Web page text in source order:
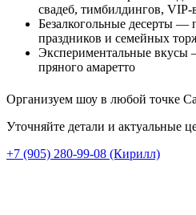
свадеб, тимбилдингов, VIP-
Безалкогольные десерты —
праздников и семейных
Экспериментальные вкусы
пряного амаретто
Организуем шоу в любой точке
Уточняйте детали и актуальные
+7 (905) 280-99-08 (Кирилл)